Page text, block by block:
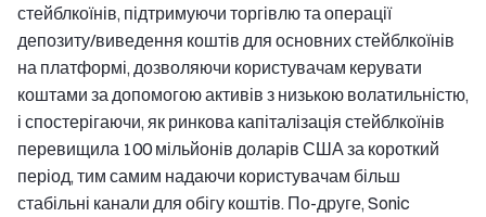
стейблкоїнів, підтримуючи торгівлю та операції
депозиту/виведення коштів для основних стейблкоїнів
на платформі, дозволяючи користувачам керувати
коштами за допомогою активів з низькою волатильністю,
і спостерігаючи, як ринкова капіталізація стейблкоїнів
перевищила 100 мільйонів доларів США за короткий
період, тим самим надаючи користувачам більш
стабільні канали для обігу коштів. По-друге, Sonic